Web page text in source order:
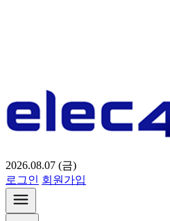
2026.08.07 (금)
로그인 회원가입